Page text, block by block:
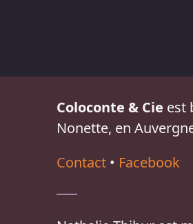
Coloconte & Cie est
Nonette, en
Contact • Facebook